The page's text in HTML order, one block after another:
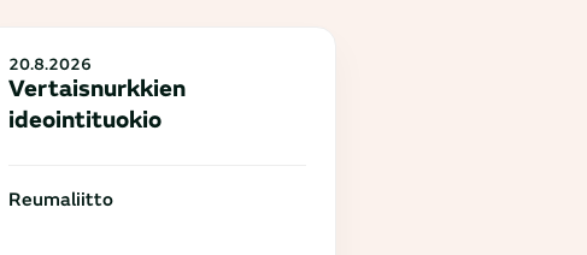
20.8.2026
Vertaisnurkkien
ideointituokio
Reumaliitto